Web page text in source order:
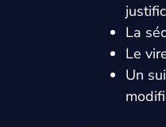
La
Le
Un